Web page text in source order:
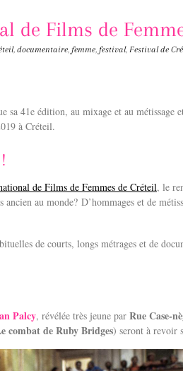
de Films de
, documentaire, femme, festival, Festival de
41e édition, au mixage et au métissage
à Créteil.
de Films de Femmes de Créteil, le
au monde? D’hommages et de
de courts, longs métrages et de
Palcy, révélée très jeune par Rue Case-
combat de Ruby Bridges) seront à revoir